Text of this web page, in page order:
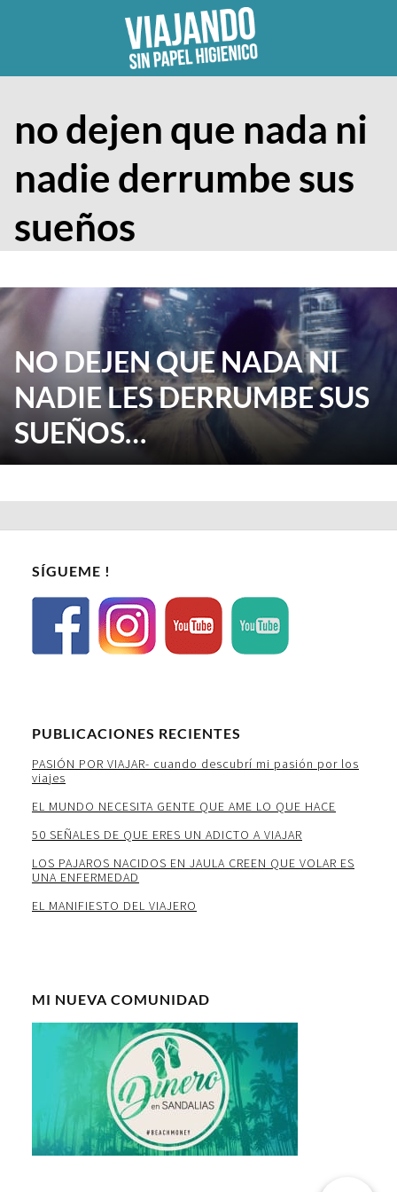
no dejen que nada ni
nadie derrumbe sus
sueños
NO DEJEN QUE NADA NI
NADIE LES DERRUMBE SUS
SUEÑOS…
SÍGUEME !
PUBLICACIONES RECIENTES
PASIÓN POR VIAJAR- cuando descubrí mi pasión por los
viajes
EL MUNDO NECESITA GENTE QUE AME LO QUE HACE
50 SEÑALES DE QUE ERES UN ADICTO A VIAJAR
LOS PAJAROS NACIDOS EN JAULA CREEN QUE VOLAR ES
UNA ENFERMEDAD
EL MANIFIESTO DEL VIAJERO
MI NUEVA COMUNIDAD